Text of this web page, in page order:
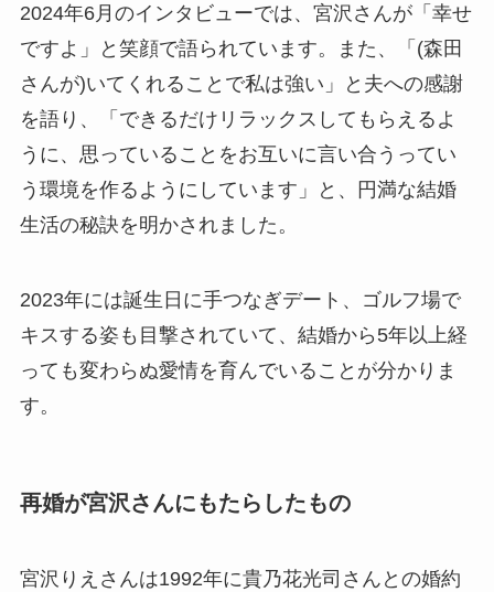
2024年6月のインタビューでは、宮沢さんが「幸せ
ですよ」と笑顔で語られています。また、「(森田
さんが)いてくれることで私は強い」と夫への感謝
を語り、「できるだけリラックスしてもらえるよ
うに、思っていることをお互いに言い合うってい
う環境を作るようにしています」と、円満な結婚
生活の秘訣を明かされました。
2023年には誕生日に手つなぎデート、ゴルフ場で
キスする姿も目撃されていて、結婚から5年以上経
っても変わらぬ愛情を育んでいることが分かりま
す。
再婚が宮沢さんにもたらしたもの
宮沢りえさんは1992年に貴乃花光司さんとの婚約